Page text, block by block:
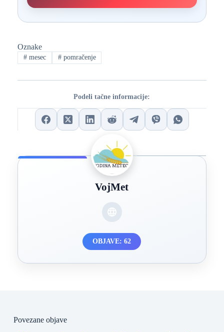
Oznake
#mesec #pomračenje
Podeli tačne informacije:
VojMet
OBJAVE: 62
Povezane objave